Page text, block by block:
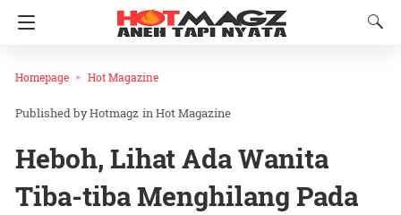
Homepage Hot Magazine
Hotmagz inHot Magazine
Heboh, Lihat Ada Wanita
Tiba-tiba Menghilang Pada